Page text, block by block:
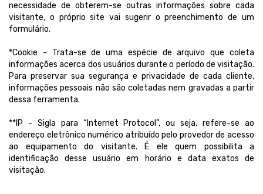
necessidade de obterem-se outras informações sobre cada
visitante, o próprio site vai sugerir o preenchimento de um
formulário.
*Cookie - Trata-se de uma espécie de arquivo que coleta
informações acerca dos usuários durante o período de visitação.
Para preservar sua segurança e privacidade de cada cliente,
informações pessoais não são coletadas nem gravadas a partir
dessa ferramenta.
**IP - Sigla para “Internet Protocol”, ou seja, refere-se ao
endereço eletrônico numérico atribuído pelo provedor de acesso
ao equipamento do visitante. É ele quem possibilita a
identificação desse usuário em horário e data exatos de
visitação.